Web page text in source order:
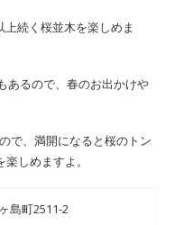
続く桜並木を楽しめま
あるので、春のお出かけや
で、満開になると桜のトン
しめますよ。
島町2511-2